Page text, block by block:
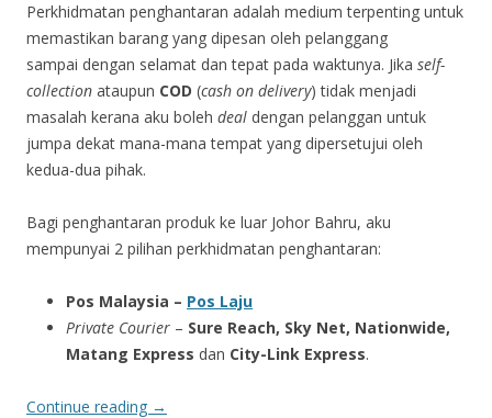
Perkhidmatan penghantaran adalah medium terpenting untuk
memastikan barang yang dipesan oleh pelanggang
sampai dengan selamat dan tepat pada waktunya. Jika self-
collection ataupun COD (cash on delivery) tidak menjadi
masalah kerana aku boleh deal dengan pelanggan untuk
jumpa dekat mana-mana tempat yang dipersetujui oleh
kedua-dua pihak.
Bagi penghantaran produk ke luar Johor Bahru, aku
mempunyai 2 pilihan perkhidmatan penghantaran:
Pos Malaysia – Pos Laju
Private Courier – Sure Reach, Sky Net, Nationwide,
Matang Express dan City-Link Express.
Continue reading →